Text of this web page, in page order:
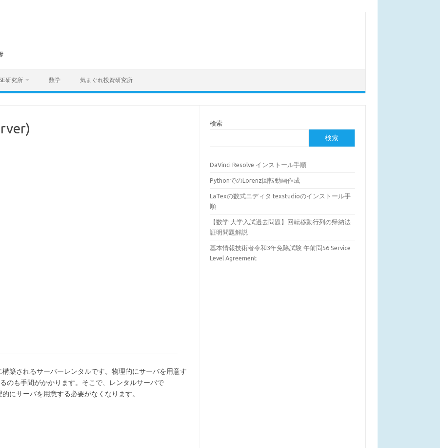
研究所 数学 気まぐれ投資研究所
築されるサーバーレンタルです。物理的にサーバを用意す
のも手間がかかります。そこで、レンタルサーバで
にサーバを用意する必要がなくなります。
検索
検索
DaVinci Resolve インストール手順
PythonでのLorenz回転動画作成
LaTexの数式エディタ texstudioのインストール手
順
【数学 大学入試過去問題】回転移動行列の帰納法
証明問題解説
基本情報技術者令和3年免除試験 午前問56 Service
Level Agreement